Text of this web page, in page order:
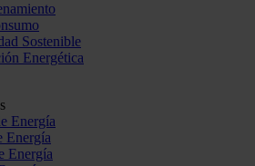
Sostenible
Energética
Energía
Energía
Energía